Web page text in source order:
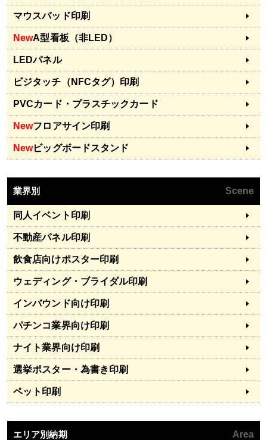
マウスパッド印刷
NewA型看板（非LED）
LEDパネル
ビジタッチ（NFCタグ）印刷
PVCカード・プラスチックカード
Newフロアサイン印刷
Newビッグボードスタンド
業界別 Scene
同人イベント印刷
不動産パネル印刷
飲食店向けポスター印刷
ウェディング・ブライダル印刷
インバウンド向け印刷
パチンコ業界向け印刷
ナイト業界向け印刷
選挙ポスター・為書き印刷
ペット印刷
エリア別納期 Area